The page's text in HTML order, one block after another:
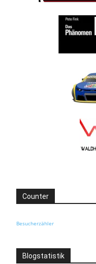
Counter
Besucherzähler
Blogstatistik